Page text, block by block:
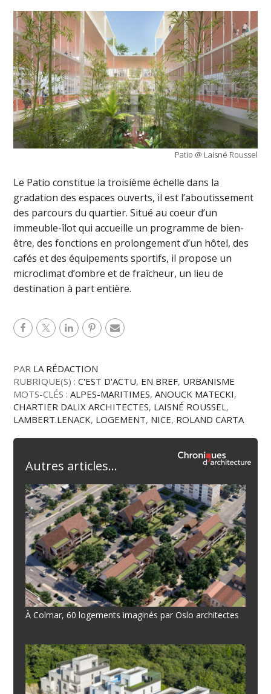
Patio @ Laisné Roussel
Le Patio constitue la troisième échelle dans la
gradation des espaces ouverts, il est l’aboutissement
des parcours du quartier. Situé au coeur d’un
immeuble-îlot qui accueille un programme de bien-
être, des fonctions en prolongement d’un hôtel, des
cafés et des équipements sportifs, il propose un
microclimat d’ombre et de fraîcheur, un lieu de
destination à part entière.
PAR LA RÉDACTION
RUBRIQUE(S) :C'EST D'ACTU, EN BREF, URBANISME
MOTS-CLÉS :ALPES-MARITIMES,ANOUCK MATECKI,
CHARTIER DALIX ARCHITECTES, LAISNÉ ROUSSEL ,
LAMBERT.LENACK, LOGEMENT, NICE, ROLAND CARTA
Autres articles...
À Colmar, 60 logements imaginés par Oslo architectes